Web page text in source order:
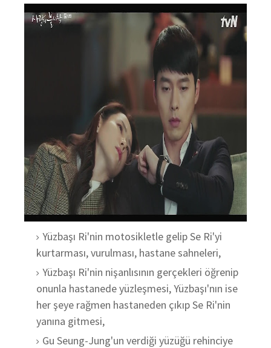
Yüzbaşı Ri'nin motosikletle gelip Se Ri'yi
kurtarması, vurulması, hastane sahneleri,
Yüzbaşı Ri'nin nişanlısının gerçekleri öğrenip
onunla hastanede yüzleşmesi, Yüzbaşı'nın ise
her şeye rağmen hastaneden çıkıp Se Ri'nin
yanına gitmesi,
Gu Seung-Jung'un verdiği yüzüğü rehinciye